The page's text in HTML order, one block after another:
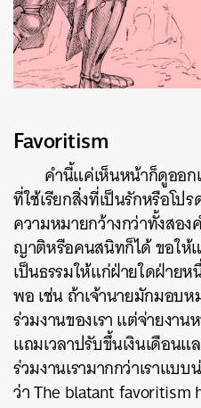
Favoritism
คำนี้แค่เห็นหน้าก็ดูออก
ที่ใช้เรียกสิ่งที่เป็นรักหรือโป
ความหมายกว้างกว่าทั้งสอ
ญาติหรือคนสนิทก็ได้ ขอให้แ
เป็นธรรมให้แก่ฝ่ายใดฝ่าย
พอ เช่น ถ้าเจ้านายมักมอบห
ร่วมงานของเรา แต่จ่ายงา
แถมเวลาปรับขึ้นเงินเดือน
ร่วมงานเรามากกว่าเราแบ
ว่า The blatant favoritism